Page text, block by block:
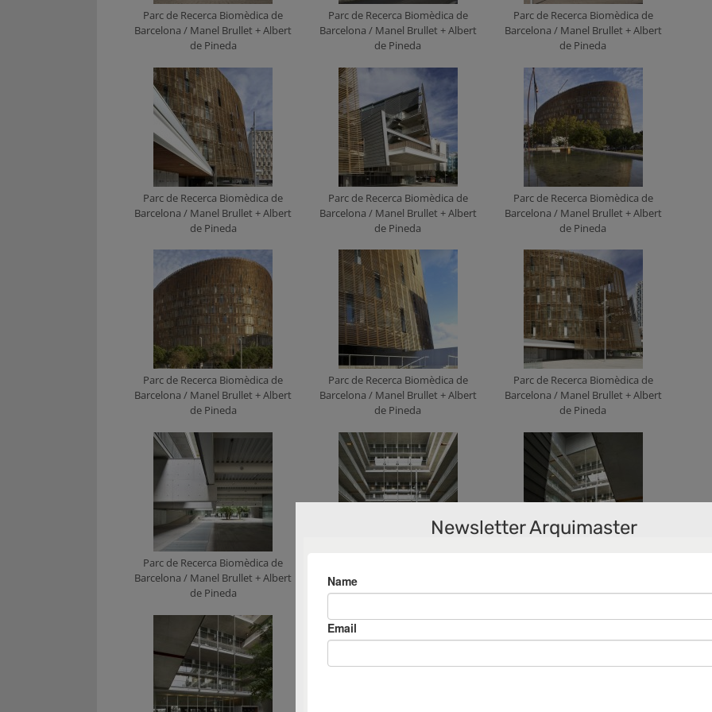
Parc de Recerca Biomèdica de
Barcelona / Manel Brullet + Albert
de Pineda
Parc de Recerca Biomèdica de
Barcelona / Manel Brullet + Albert
de Pineda
Parc de Recerca Biomèdica de
Barcelona / Manel Brullet + Albert
de Pineda
Parc de Recerca Biomèdica de
Barcelona / Manel Brullet + Albert
de Pineda
Parc de Recerca Biomèdica de
Barcelona / Manel Brullet + Albert
de Pineda
Parc de Recerca Biomèdica de
Barcelona / Manel Brullet + Albert
de Pineda
Parc de Recerca Biomèdica de
Barcelona / Manel Brullet + Albert
de Pineda
Parc de Recerca Biomèdica de
Barcelona / Manel Brullet + Albert
de Pineda
Parc de Recerca Biomèdica de
Barcelona / Manel Brullet + Albert
de Pineda
Parc de Recerca Biomèdica de
Barcelona / Manel Brullet + Albert
de Pineda
Barcelona / Manel Brullet + Albert
de Pineda
de Pineda
Newsletter Arquimaster